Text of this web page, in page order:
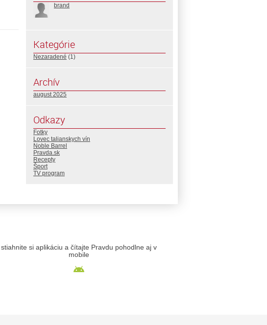
brand
Kategórie
Nezaradené (1)
Archív
august 2025
Odkazy
Fotky
Lovec talianskych vín
Noble Barrel
Pravda.sk
Recepty
Šport
TV program
stiahnite si aplikáciu a čítajte Pravdu pohodlne aj v
mobile